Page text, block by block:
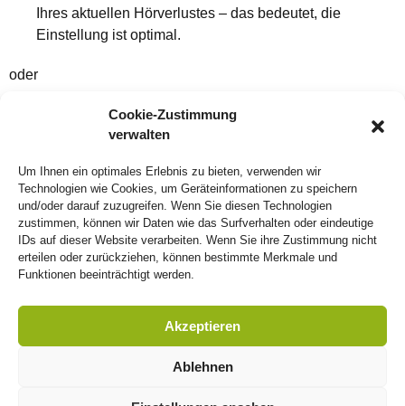
Cookie-Zustimmung
verwalten
Um Ihnen ein optimales Erlebnis zu bieten, verwenden wir
Technologien wie Cookies, um Geräteinformationen zu speichern
und/oder darauf zuzugreifen. Wenn Sie diesen Technologien
zustimmen, können wir Daten wie das Surfverhalten oder eindeutige
IDs auf dieser Website verarbeiten. Wenn Sie ihre Zustimmung nicht
erteilen oder zurückziehen, können bestimmte Merkmale und
Funktionen beeinträchtigt werden.
Akzeptieren
Ablehnen
Ihres aktuellen Hörverlustes – das bedeutet, die
Einstellung ist optimal.
oder
Die gemessene Wiedergabekurve liegt nicht auf der
ihres aktuellen Hörverlustes – hier ist Handlungsbedarf,
lange verändert, bis beide Kurven deckungsgleich sind.
Eine Optimierung muss nicht in einer einzelnen Sitzung
durchgeführt werden. Da das neue Hören ein
Gewöhnungsprozess ist, sind oft mehrere Sitzungen nötig.
Sie möchten mehr erfahren? Fragen Sie IhrenhörPlus+